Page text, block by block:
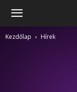
Kezdőlap Hírek